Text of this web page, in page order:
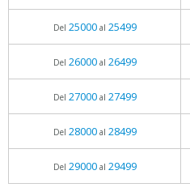
Del 25000al 25499
Del 26000al 26499
Del 27000al 27499
Del 28000al 28499
Del 29000al 29499